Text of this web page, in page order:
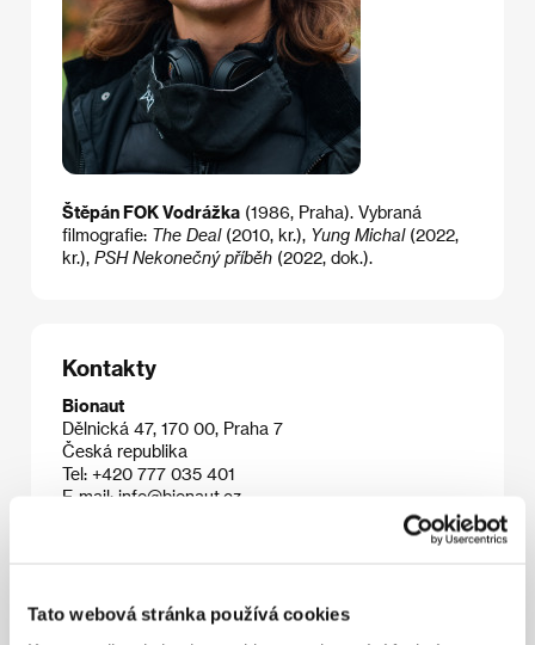
Tato webová stránka používá cookies
Štěpán FOK Vodrážka (1986, Praha). Vybraná
filmografie: The Deal(2010, kr.), Yung Michal(2022,
kr.), PSH Nekonečný příběh (2022, dok.).
Kontakty
Bionaut
Dělnická 47, 170 00, Praha 7
Česká republika
Tel: +420 777 035 401
E-mail: info@bionaut.cz
E-mail:info@aerofilms.cz